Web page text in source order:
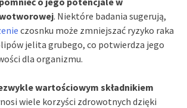
. Niektóre badania sugerują,
czosnku może zmniejszać ryzyko raka
jelita grubego, co potwierdza jego
dla organizmu.
wartościowym składnikiem
wiele korzyści zdrowotnych dzięki